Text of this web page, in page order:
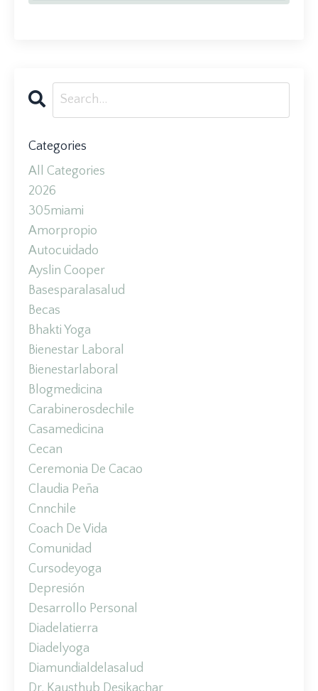
Categories
All Categories
2026
305miami
Amorpropio
Autocuidado
Ayslin Cooper
Basesparalasalud
Becas
Bhakti Yoga
Bienestar Laboral
Bienestarlaboral
Blogmedicina
Carabinerosdechile
Casamedicina
Cecan
Ceremonia De Cacao
Claudia Peña
Cnnchile
Coach De Vida
Comunidad
Cursodeyoga
Depresión
Desarrollo Personal
Diadelatierra
Diadelyoga
Diamundialdelasalud
Dr. Kausthub Desikachar